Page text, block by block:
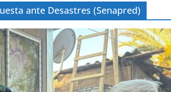
ante Desastres (Senapred)